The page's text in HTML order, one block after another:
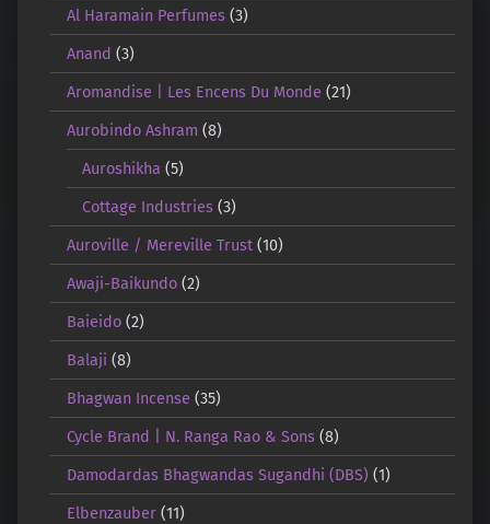
Al Haramain Perfumes(3)
Anand (3)
Aromandise | Les Encens Du Monde (21)
Aurobindo Ashram (8)
Auroshikha (5)
Cottage Industries (3)
Auroville / Mereville Trust(10)
Awaji-Baikundo(2)
Baieido(2)
Balaji (8)
Bhagwan Incense (35)
Cycle Brand | N. Ranga Rao & Sons(8)
Damodardas Bhagwandas Sugandhi (DBS) (1)
Elbenzauber(11)